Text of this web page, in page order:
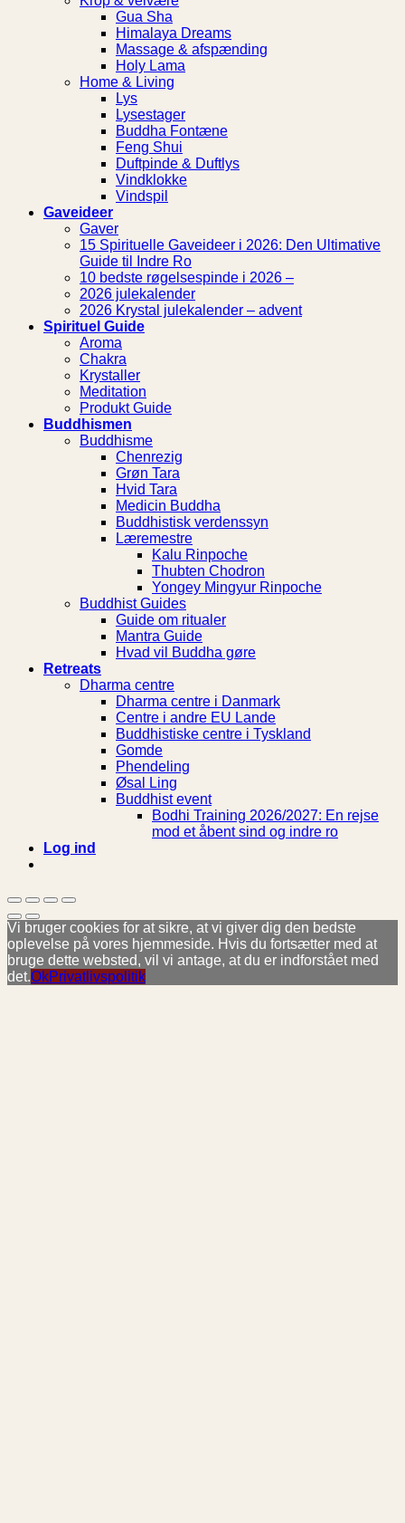
Gua Sha
Himalaya Dreams
Massage & afspænding
Holy Lama
Home & Living
Lys
Lysestager
Buddha Fontæne
Feng Shui
Duftpinde & Duftlys
Vindklokke
Vindspil
Gaveideer
Gaver
15 Spirituelle Gaveideer i 2026: Den Ultimative
Guide til Indre Ro
10 bedste røgelsespinde i 2026 –
2026 julekalender
2026 Krystal julekalender – advent
Spirituel Guide
Aroma
Chakra
Krystaller
Meditation
Produkt Guide
Buddhismen
Buddhisme
Chenrezig
Grøn Tara
Hvid Tara
Medicin Buddha
Buddhistisk verdenssyn
Læremestre
Kalu Rinpoche
Thubten Chodron
Yongey Mingyur Rinpoche
Buddhist Guides
Guide om ritualer
Mantra Guide
Hvad vil Buddha gøre
Retreats
Dharma centre
Dharma centre i Danmark
Centre i andre EU Lande
Buddhistiske centre i Tyskland
Gomde
Phendeling
Øsal Ling
Buddhist event
Bodhi Training 2026/2027: En rejse
mod et åbent sind og indre ro
Log ind
Vi bruger cookies for at sikre, at vi giver dig den bedste
oplevelse på vores hjemmeside. Hvis du fortsætter med at
bruge dette websted, vil vi antage, at du er indforstået med
det.OkPrivatlivspolitik